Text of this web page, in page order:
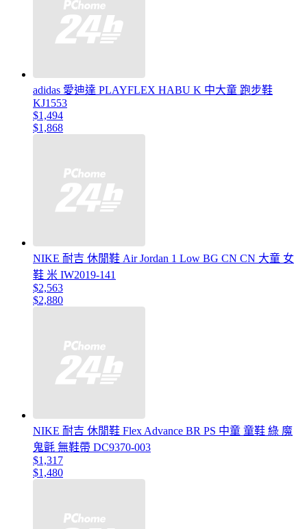
adidas 愛迪達 PLAYFLEX HABU K 中大童 跑步鞋
KJ1553
$1,494
$1,868
NIKE 耐吉 休閒鞋 Air Jordan 1 Low BG CN CN 大童 女
鞋 米 IW2019-141
$2,563
$2,880
NIKE 耐吉 休閒鞋 Flex Advance BR PS 中童 童鞋 綠 魔
鬼氈 無鞋帶 DC9370-003
$1,317
$1,480